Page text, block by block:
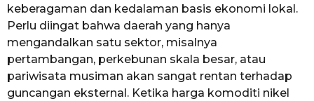
keberagaman dan kedalaman basis ekonomi lokal.
Perlu diingat bahwa daerah yang hanya
mengandalkan satu sektor, misalnya
pertambangan, perkebunan skala besar, atau
pariwisata musiman akan sangat rentan terhadap
guncangan eksternal. Ketika harga komoditi nikel